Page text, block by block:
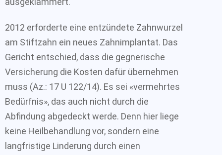
2012 erforderte eine entzündete Zahnwurzel
am Stiftzahn ein neues Zahnimplantat. Das
Gericht entschied, dass die gegnerische
Versicherung die Kosten dafür übernehmen
muss (Az.: 17 U 122/14). Es sei «vermehrtes
Bedürfnis», das auch nicht durch die
Abfindung abgedeckt werde. Denn hier liege
keine Heilbehandlung vor, sondern eine
langfristige Linderung durch einen